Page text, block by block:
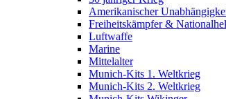
Amerikanischer
Freiheitskämpfer &
Luftwaffe
Marine
Mittelalter
Munich-Kits 1. Weltkrieg
Munich-Kits 2. Weltkrieg